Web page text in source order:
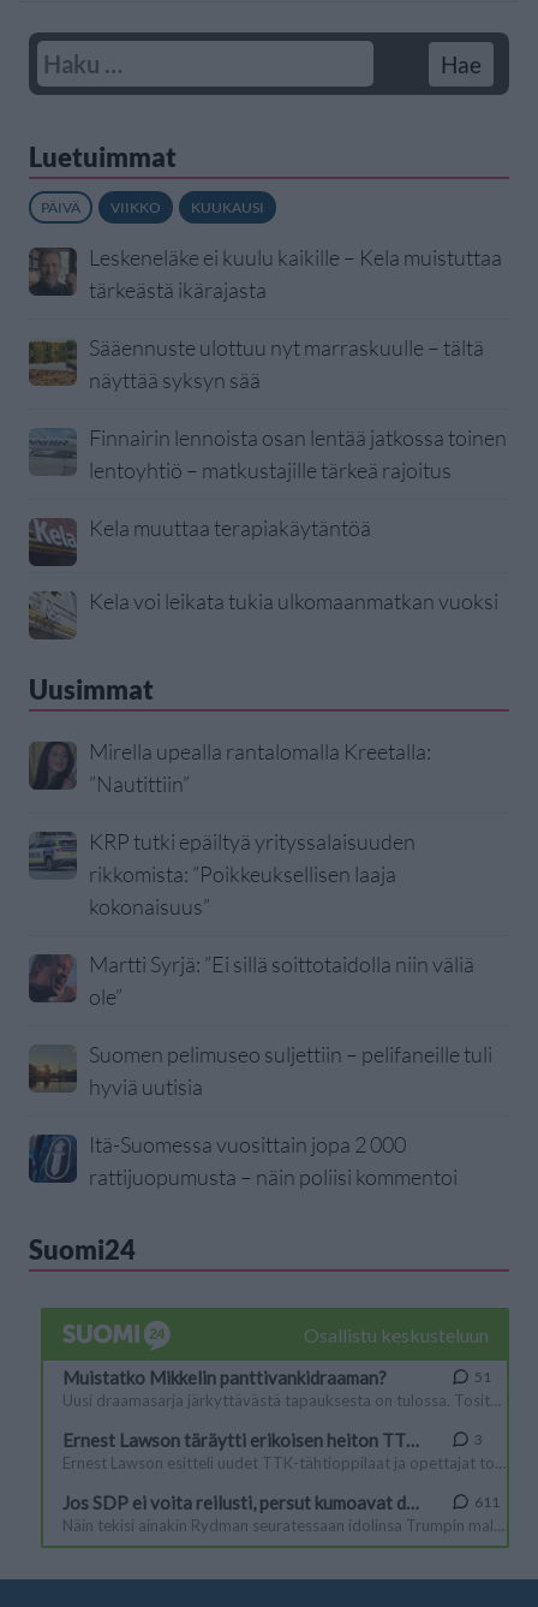
Luetuimmat
PÄIVÄ VIIKKO KUUKAUSI
Leskeneläke ei kuulu kaikille – Kela muistuttaa
tärkeästä ikärajasta
Sääennuste ulottuu nyt marraskuulle – tältä
näyttää syksyn sää
Finnairin lennoista osan lentää jatkossa toinen
lentoyhtiö – matkustajille tärkeä rajoitus
Kela muuttaa terapiakäytäntöä
Kela voi leikata tukia ulkomaanmatkan vuoksi
Uusimmat
Mirella upealla rantalomalla Kreetalla:
”Nautittiin”
KRP tutki epäiltyä yrityssalaisuuden
rikkomista: ”Poikkeuksellisen laaja
kokonaisuus”
Martti Syrjä: ”Ei sillä soittotaidolla niin väliä
ole”
Suomen pelimuseo suljettiin – pelifaneille tuli
hyviä uutisia
Itä-Suomessa vuosittain jopa 2 000
rattijuopumusta – näin poliisi kommentoi
Suomi24